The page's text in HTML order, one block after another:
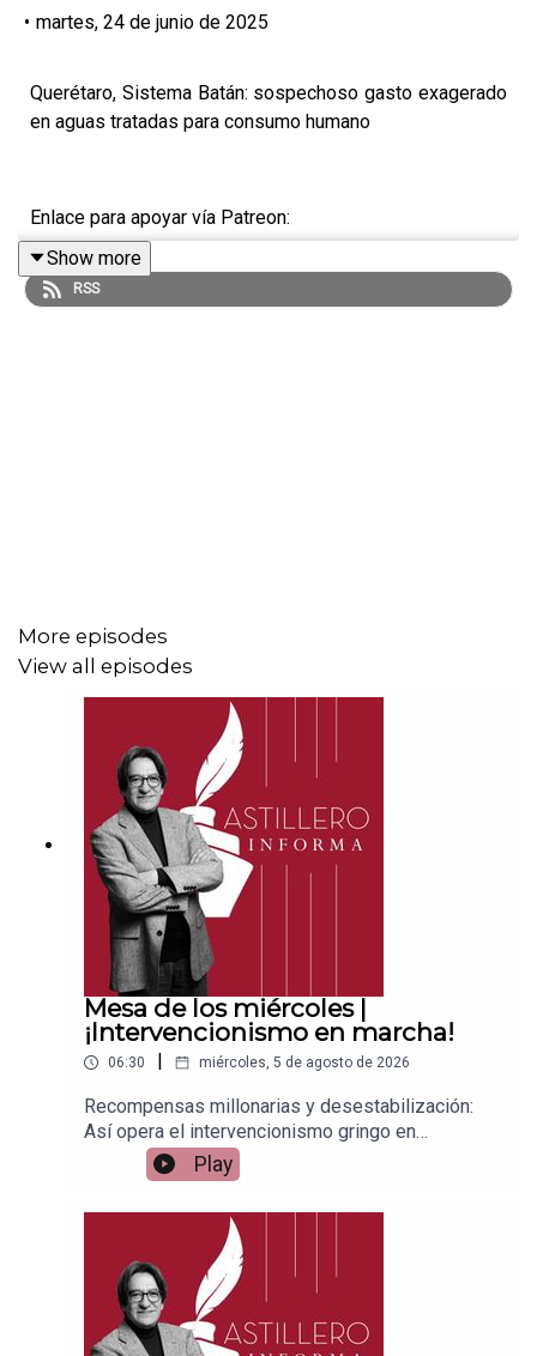
• martes, 24 de junio de 2025
Querétaro, Sistema Batán: sospechoso gasto exagerado
en aguas tratadas para consumo humano
Enlace para apoyar vía Patreon:
https://www.patreon.com/julioastillero
Tienda:
https://julioastillerotienda.com/
Show more
RSS
More episodes
View all episodes
Mesa de los miércoles |
¡Intervencionismo en marcha!
06:30 miércoles, 5 de agosto de 2026
Recompensas millonarias y desestabilización:
Así opera el intervencionismo gringo en
MéxicoEnlace para apoyar vía
Patreon:https://www.patreon.com/julioastilleroEnl
ace para hacer donaciones vía
PayPal:https://www.paypal.me/julioastilleroCuent
a para hacer transferencias a cuenta BBVA a
nombre de Julio Hernández López:
1539408017CLABE: 012 320 01539408017
2Tienda:https://julioastillerotienda.com/
Play